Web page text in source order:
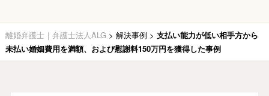
離婚弁護士｜弁護士法人ALG > 解決事例 > 支払い能力が低い相手方から
未払い婚姻費用を満額、および慰謝料150万円を獲得した事例